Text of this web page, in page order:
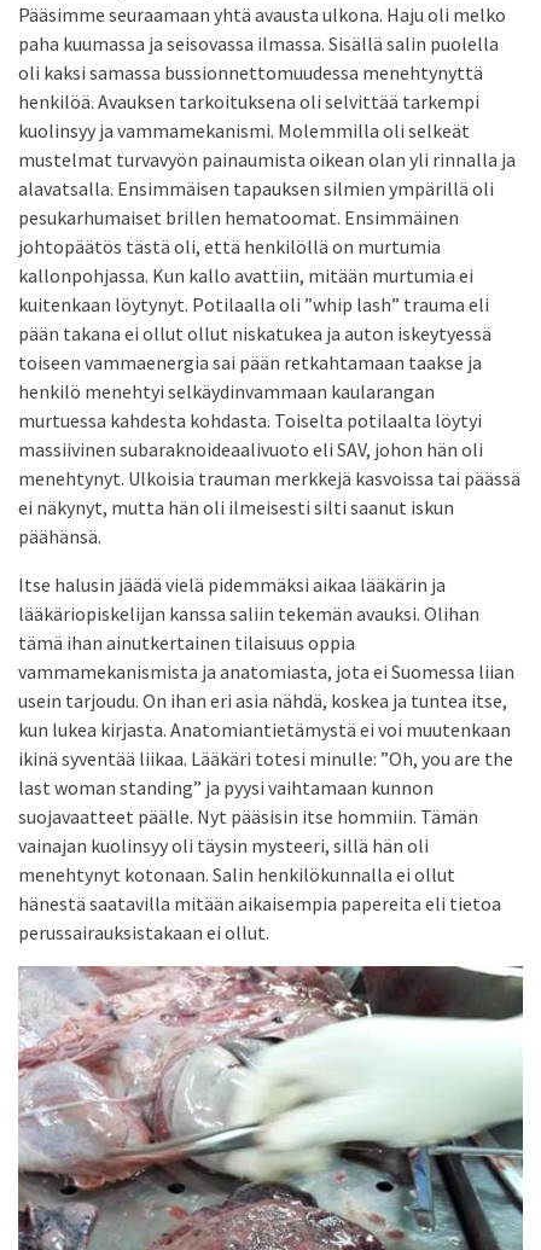
Pääsimme seuraamaan yhtä avausta ulkona. Haju oli melko
paha kuumassa ja seisovassa ilmassa. Sisällä salin puolella
oli kaksi samassa bussionnettomuudessa menehtynyttä
henkilöä. Avauksen tarkoituksena oli selvittää tarkempi
kuolinsyy ja vammamekanismi. Molemmilla oli selkeät
mustelmat turvavyön painaumista oikean olan yli rinnalla ja
alavatsalla. Ensimmäisen tapauksen silmien ympärillä oli
pesukarhumaiset brillen hematoomat. Ensimmäinen
johtopäätös tästä oli, että henkilöllä on murtumia
kallonpohjassa. Kun kallo avattiin, mitään murtumia ei
kuitenkaan löytynyt. Potilaalla oli ”whip lash” trauma eli
pään takana ei ollut ollut niskatukea ja auton iskeytyessä
toiseen vammaenergia sai pään retkahtamaan taakse ja
henkilö menehtyi selkäydinvammaan kaularangan
murtuessa kahdesta kohdasta. Toiselta potilaalta löytyi
massiivinen subaraknoideaalivuoto eli SAV, johon hän oli
menehtynyt. Ulkoisia trauman merkkejä kasvoissa tai päässä
ei näkynyt, mutta hän oli ilmeisesti silti saanut iskun
päähänsä.
Itse halusin jäädä vielä pidemmäksi aikaa lääkärin ja
lääkäriopiskelijan kanssa saliin tekemän avauksi. Olihan
tämä ihan ainutkertainen tilaisuus oppia
vammamekanismista ja anatomiasta, jota ei Suomessa liian
usein tarjoudu. On ihan eri asia nähdä, koskea ja tuntea itse,
kun lukea kirjasta. Anatomiantietämystä ei voi muutenkaan
ikinä syventää liikaa. Lääkäri totesi minulle: ”Oh, you are the
last woman standing” ja pyysi vaihtamaan kunnon
suojavaatteet päälle. Nyt pääsisin itse hommiin. Tämän
vainajan kuolinsyy oli täysin mysteeri, sillä hän oli
menehtynyt kotonaan. Salin henkilökunnalla ei ollut
hänestä saatavilla mitään aikaisempia papereita eli tietoa
perussairauksistakaan ei ollut.